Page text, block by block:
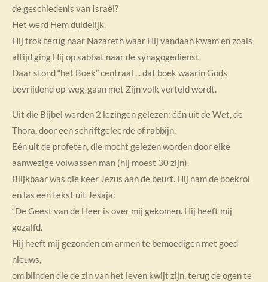
de geschiedenis van Israël?
Het werd Hem duidelijk.
Hij trok terug naar Nazareth waar Hij vandaan kwam en zoals
altijd ging Hij op sabbat naar de synagogedienst.
Daar stond “het Boek” centraal ... dat boek waarin Gods
bevrijdend op-weg-gaan met Zijn volk verteld wordt.
Uit die Bijbel werden 2 lezingen gelezen: één uit de Wet, de
Thora, door een schriftgeleerde of rabbijn.
Eén uit de profeten, die mocht gelezen worden door elke
aanwezige volwassen man (hij moest 30 zijn).
Blijkbaar was die keer Jezus aan de beurt. Hij nam de boekrol
en las een tekst uit Jesaja:
“De Geest van de Heer is over mij gekomen. Hij heeft mij
gezalfd.
Hij heeft mij gezonden om armen te bemoedigen met goed
nieuws,
om blinden die de zin van het leven kwijt zijn, terug de ogen te